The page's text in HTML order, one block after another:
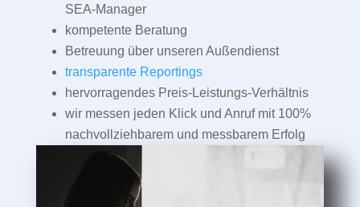
SEA-Manager
kompetente Beratung
Betreuung über unseren Außendienst
transparente Reportings
hervorragendes Preis-Leistungs-Verhältnis
wir messen jeden Klick und Anruf mit 100%
nachvollziehbarem und messbarem Erfolg